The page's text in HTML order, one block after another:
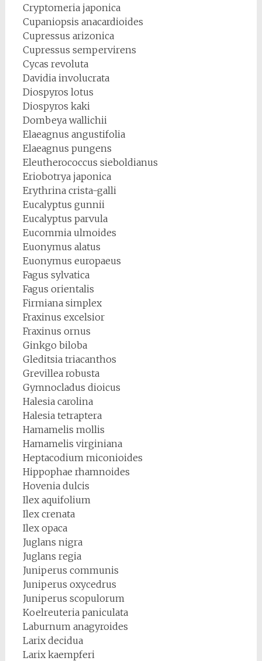
Cryptomeria japonica
Cupaniopsis anacardioides
Cupressus arizonica
Cupressus sempervirens
Cycas revoluta
Davidia involucrata
Diospyros lotus
Diospyros kaki
Dombeya wallichii
Elaeagnus angustifolia
Elaeagnus pungens
Eleutherococcus sieboldianus
Eriobotrya japonica
Erythrina crista-galli
Eucalyptus gunnii
Eucalyptus parvula
Eucommia ulmoides
Euonymus alatus
Euonymus europaeus
Fagus sylvatica
Fagus orientalis
Firmiana simplex
Fraxinus excelsior
Fraxinus ornus
Ginkgo biloba
Gleditsia triacanthos
Grevillea robusta
Gymnocladus dioicus
Halesia carolina
Halesia tetraptera
Hamamelis mollis
Hamamelis virginiana
Heptacodium miconioides
Hippophae rhamnoides
Hovenia dulcis
Ilex aquifolium
Ilex crenata
Ilex opaca
Juglans nigra
Juglans regia
Juniperus communis
Juniperus oxycedrus
Juniperus scopulorum
Koelreuteria paniculata
Laburnum anagyroides
Larix decidua
Larix kaempferi